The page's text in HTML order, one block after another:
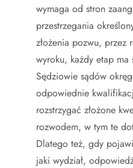
wymaga od stron
przestrzegania
złożenia pozwu, przez
wyroku, każdy etap ma
Sędziowie sądów
odpowiednie
rozstrzygać złożone
rozwodem, w tym te
Dlatego też, gdy
jaki wydział,